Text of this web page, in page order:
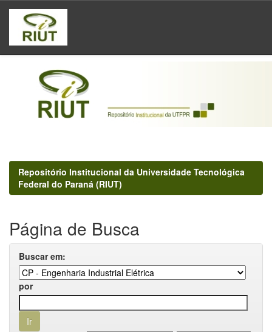
Skip
navigation
Repositório Institucional da Universidade Tecnológica
Federal do Paraná (RIUT)
Página de Busca
Buscar em:
por